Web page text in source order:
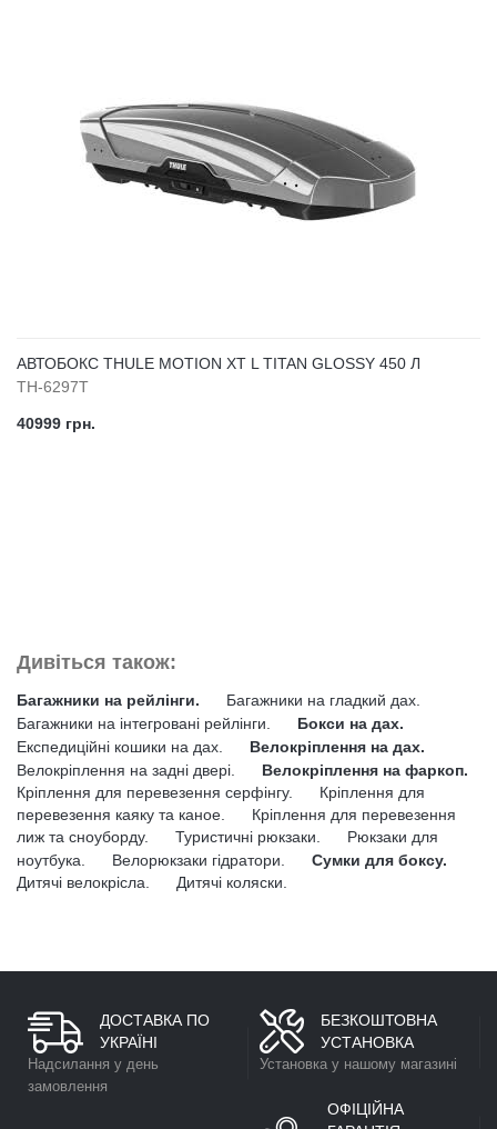
АВТОБОКС THULE MOTION XT L TITAN GLOSSY 450 Л
TH-6297T
40999 грн.
Дивіться також:
Багажники на рейлінги.
Багажники на гладкий дах.
Багажники на інтегровані рейлінги.
Бокси на дах.
Експедиційні кошики на дах.
Велокріплення на дах.
Велокріплення на задні двері.
Велокріплення на фаркоп.
Кріплення для перевезення серфінгу.
Кріплення для
перевезення каяку та каное.
Кріплення для перевезення
лиж та сноуборду.
Туристичні рюкзаки.
Рюкзаки для
ноутбука.
Велорюкзаки гідратори.
Сумки для боксу.
Дитячі велокрісла.
Дитячі коляски.
ДОСТАВКА ПО
УКРАЇНІ
Надсилання у день
замовлення
БЕЗКОШТОВНА
УСТАНОВКА
Установка у нашому магазині
ОФІЦІЙНА